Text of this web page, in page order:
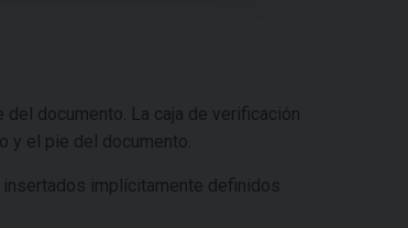
documento. La caja de verificación
y el pie del documento.
implícitamente definidos